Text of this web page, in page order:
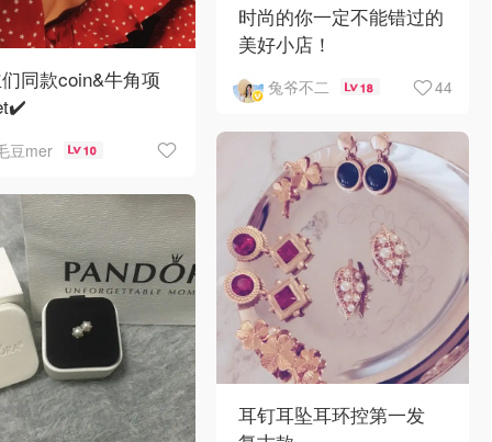
同款coin&牛角项
爱堆叠项链
单一套衣服就能被
细节点亮
豆mer 10
时尚的你一定不能错过的
美好小店！
兔爷不二 18 44
耳钉耳坠耳环控第一发